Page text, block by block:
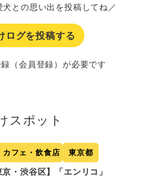
との思い出を投稿してね／
ログを投稿する
（会員登録）が必要です
スポット
カフェ・飲食店 東京都
京・渋谷区】「エンリコ」